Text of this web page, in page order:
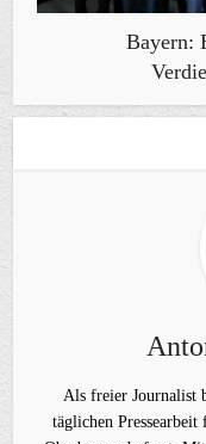
Bayern:
Als freier Journalist
täglichen Pressearbeit